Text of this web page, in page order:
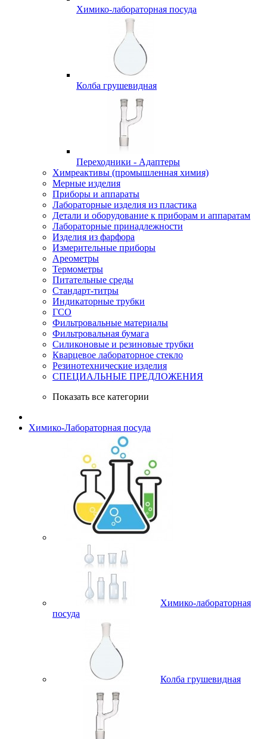
Химико-лабораторная посуда
Колба грушевидная
Переходники - Адаптеры
Химреактивы (промышленная химия)
Мерные изделия
Приборы и аппараты
Лабораторные изделия из пластика
Детали и оборудование к приборам и аппаратам
Лабораторные принадлежности
Изделия из фарфора
Измерительные приборы
Ареометры
Термометры
Питательные среды
Стандарт-титры
Индикаторные трубки
ГСО
Фильтровальные материалы
Фильтровальная бумага
Силиконовые и резиновые трубки
Кварцевое лабораторное стекло
Резинотехнические изделия
СПЕЦИАЛЬНЫЕ ПРЕДЛОЖЕНИЯ
Показать все категории
Химико-Лабораторная посуда
Химико-лабораторная
посуда
Колба грушевидная